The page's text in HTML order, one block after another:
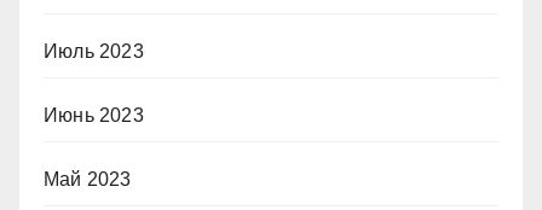
Июль 2023
Июнь 2023
Май 2023